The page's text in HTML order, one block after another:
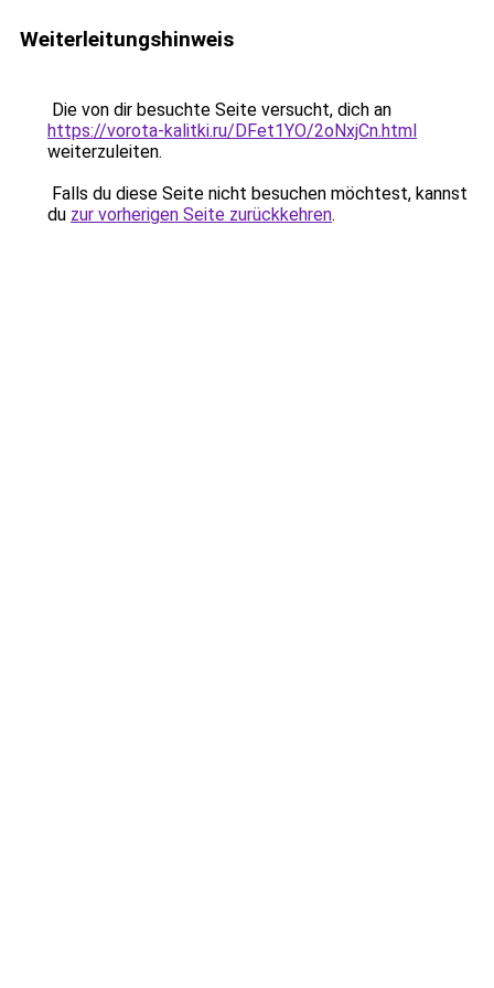
Weiterleitungshinweis
Die von dir besuchte Seite versucht, dich an
https://vorota-kalitki.ru/DFet1YO/2oNxjCn.html
weiterzuleiten.
Falls du diese Seite nicht besuchen möchtest, kannst
du zur vorherigen Seite zurückkehren.